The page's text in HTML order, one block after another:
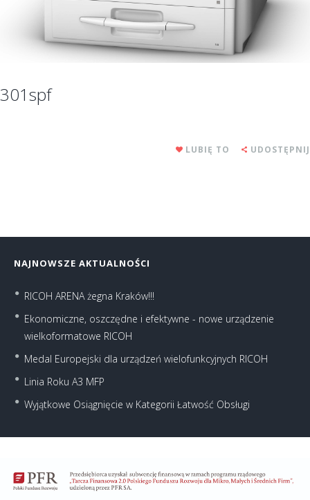
301spf
LUBIĘ TO UDOSTĘPNIJ
NAJNOWSZE AKTUALNOŚCI
RICOH ARENA żegna Kraków!!!
Ekonomiczne, oszczędne i efektywne - nowe urządzenie
wielkoformatowe RICOH
Medal Europejski dla urządzeń wielofunkcyjnych RICOH
Linia Roku A3 MFP
Wyjątkowe Osiągnięcie w Kategorii Łatwość Obsługi